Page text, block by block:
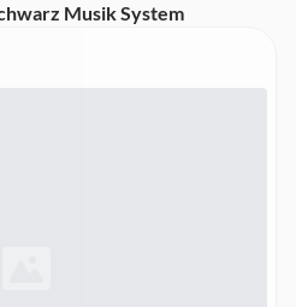
Musik System